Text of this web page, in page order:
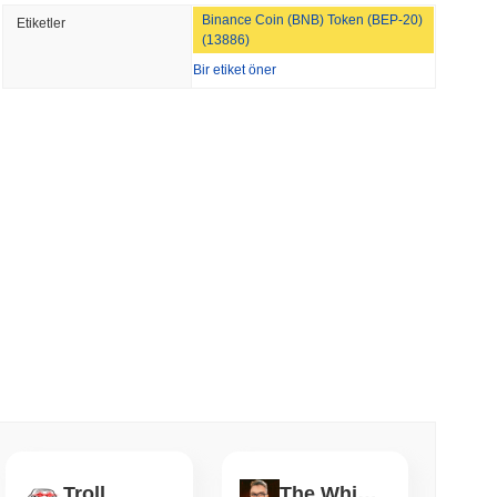
Yasası Kuralları 2027'ye Kayarken
Zaman Saklama Alanından Çıkmadan
Etiketler
Binance Coin (BNB) Token (BEP-20)
(13886)
Bir etiket öner